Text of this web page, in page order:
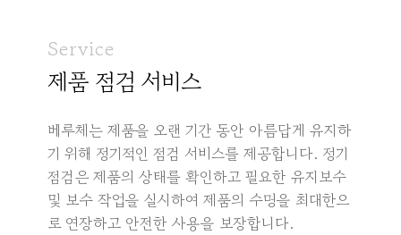
Service
제품 점검 서비스
베루체는 제품을 오랜 기간 동안 아름답게 유지하
기 위해 정기적인 점검 서비스를 제공합니다. 정기
점검은 제품의 상태를 확인하고 필요한 유지보수
및 보수 작업을 실시하여 제품의 수명을 최대한으
로 연장하고 안전한 사용을 보장합니다.